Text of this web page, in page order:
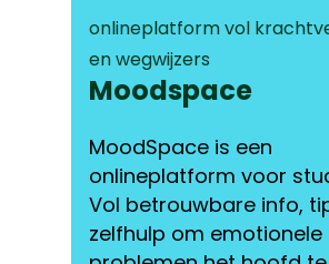
onlineplatform vol
en wegwijzers
Moodspace
MoodSpace is een
onlineplatform voor
Vol betrouwbare info,
zelfhulp om emotionele